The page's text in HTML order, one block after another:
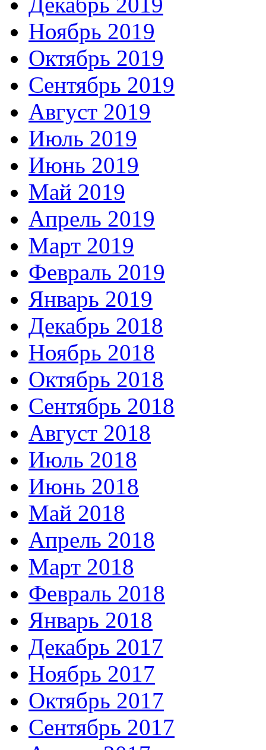
Ноябрь 2019
Октябрь 2019
Сентябрь 2019
Август 2019
Июль 2019
Июнь 2019
Май 2019
Апрель 2019
Март 2019
Февраль 2019
Январь 2019
Декабрь 2018
Ноябрь 2018
Октябрь 2018
Сентябрь 2018
Август 2018
Июль 2018
Июнь 2018
Май 2018
Апрель 2018
Март 2018
Февраль 2018
Январь 2018
Декабрь 2017
Ноябрь 2017
Октябрь 2017
Сентябрь 2017